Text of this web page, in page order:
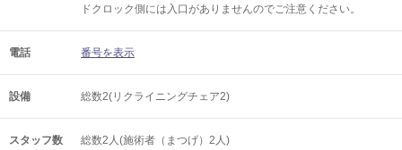
ドクロック側には入口がありませんのでご注意ください。
電話 番号を表示
設備 総数2(リクライニングチェア2)
スタッフ数 総数2人(施術者（まつげ）2人)